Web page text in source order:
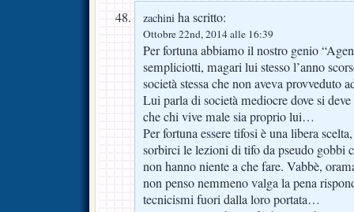
zachini ha scritto:
Ottobre 22nd, 2014 alle 16:39
Per fortuna abbiamo il nostro genio
sempliciotti, magari lui stesso l’anno
società stessa che non aveva provveduto
Lui parla di società mediocre dove si
che chi vive male sia proprio lui…
Per fortuna essere tifosi è una libera
sorbirci le lezioni di tifo da pseudo gobbi
non hanno niente a che fare. Vabbè,
non penso nemmeno valga la pena
tecnicismi fuori dalla loro portata…